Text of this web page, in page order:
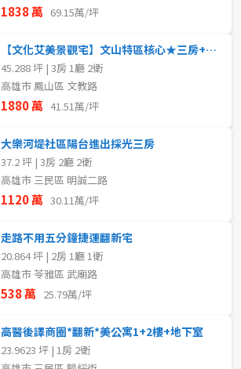
送出
送出
送出
1838 萬 69.15萬/坪
【文化艾美景觀宅】文山特區核心★三房+平車+環保室
45.288 坪 | 3房 1廳 2衛
高雄市 鳳山區 文教路
1880 萬 41.51萬/坪
大樂河堤社區陽台進出採光三房
37.2 坪 | 3房 2廳 2衛
高雄市 三民區 明誠二路
1120 萬 30.11萬/坪
走路不用五分鐘捷運翻新宅
20.864 坪 | 2房 1廳 1衛
高雄市 苓雅區 武廟路
538 萬 25.79萬/坪
高醫後譯商圈*翻新*美公寓1+2樓+地下室
23.9623 坪 | 1房 2衛